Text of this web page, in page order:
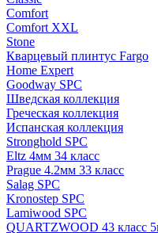
Comfort
Comfort XXL
Stone
Кварцевый плинтус Fargo
Home Expert
Goodway SPC
Шведская коллекция
Греческая коллекция
Испанская коллекция
Stronghold SPC
Eltz 4мм 34 класс
Prague 4.2мм 33 класс
Salag SPC
Kronostep SPC
Lamiwood SPC
QUARTZWOOD 43 класс